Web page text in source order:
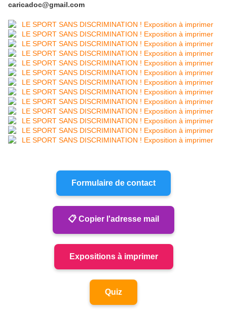
caricadoc@gmail.com
Formulaire de contact
📋 Copier l'adresse mail
Expositions à imprimer
Quiz